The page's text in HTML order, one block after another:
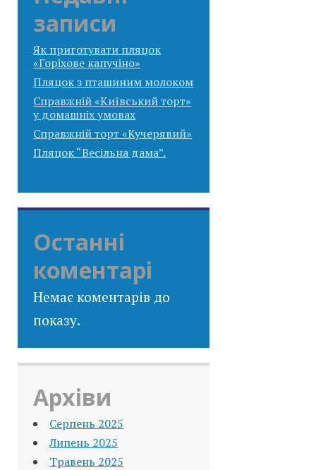
записи
Як приготувати пляцок
«Горіхове капучіно»
Пляцок з пташиним молоком
Справжній «Київський торт»
у домашніх умовах
Справжній торт «Кучерявий»
Пляцок “Весільна дама”.
Останні
коментарі
Немає коментарів до
показу.
Архіви
Серпень 2025
Липень 2025
Травень 2025